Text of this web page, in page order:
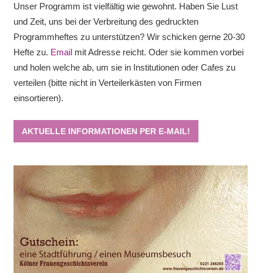
Unser Programm ist vielfältig wie gewohnt. Haben Sie Lust
und Zeit, uns bei der Verbreitung des gedruckten
Programmheftes zu unterstützen? Wir schicken gerne 20-30
Hefte zu. Emailmit Adresse reicht. Oder sie kommen vorbei
und holen welche ab, um sie in Institutionen oder Cafes zu
verteilen (bitte nicht in Verteilerkästen von Firmen
einsortieren).
AKTUELLE INFORMATIONEN PER E-MAIL!